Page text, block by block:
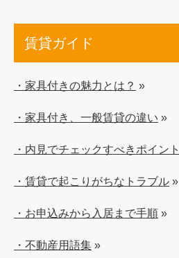
賃貸ガイド
・家具付きの魅力とは？ »
・家具付き、一般賃貸の違い »
・内見でチェックすべきポイント
・賃貸で起こりがちなトラブル »
・お申込みから入居まで手順 »
・不動産用語集 »